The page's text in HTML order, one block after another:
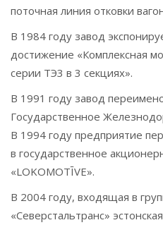
поточная линия отковки
В 1984 году завод
достижение «Комплексная
серии ТЭ3 в 3 секциях».
В 1991 году завод
Государственное
В 1994 году предприятие
в государственное
«LOKOMOTĪVE».
В 2004 году, входящая в
«Северстальтранс»